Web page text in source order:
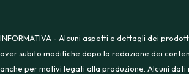
INFORMATIVA - Alcuni aspetti e dettagli dei
aver subito modifiche dopo la redazione dei
anche per motivi legati alla produzione. Alcuni dati